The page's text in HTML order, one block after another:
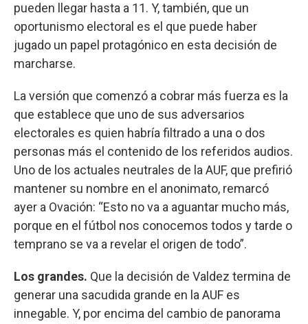
pueden llegar hasta a 11. Y, también, que un
oportunismo electoral es el que puede haber
jugado un papel protagónico en esta decisión de
marcharse.
La versión que comenzó a cobrar más fuerza es la
que establece que uno de sus adversarios
electorales es quien habría filtrado a una o dos
personas más el contenido de los referidos audios.
Uno de los actuales neutrales de la AUF, que prefirió
mantener su nombre en el anonimato, remarcó
ayer a Ovación: “Esto no va a aguantar mucho más,
porque en el fútbol nos conocemos todos y tarde o
temprano se va a revelar el origen de todo”.
Los grandes. Que la decisión de Valdez termina de
generar una sacudida grande en la AUF es
innegable. Y, por encima del cambio de panorama